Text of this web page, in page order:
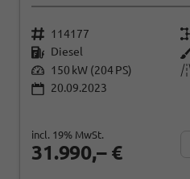
114177
Diesel
150 kW (204 PS)
20.09.2023
31.990,– €
incl. 19% MwSt.